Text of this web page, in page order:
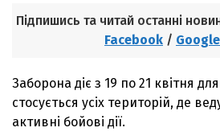
Підпишись та читай останні
Facebook /
Заборона діє з 19 по 21 квітня
стосується усіх територій, де
активні бойові дії.